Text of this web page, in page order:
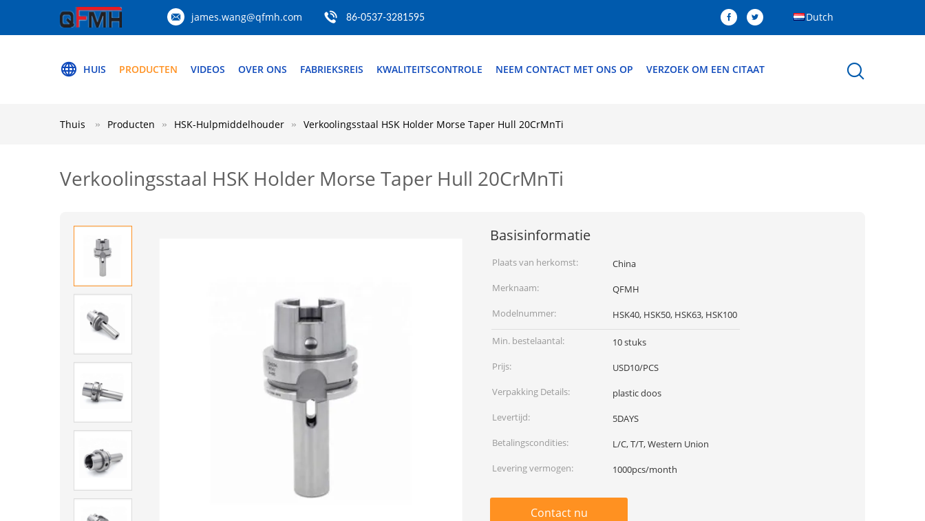
james.wang@qfmh.com 86-0537-3281595 Dutch
HUIS PRODUCTEN VIDEOS OVER ONS FABRIEKSREIS KWALITEITSCONTROLE NEEM CONTACT MET ONS OP VERZOEK OM EEN CITAAT
Thuis Producten HSK-Hulpmiddelhouder Verkoolingsstaal HSK Holder Morse Taper Hull 20CrMnTi
Verkoolingsstaal HSK Holder Morse Taper Hull 20CrMnTi
Basisinformatie
Plaats van herkomst:
China
Merknaam:
QFMH
Modelnummer:
HSK40, HSK50, HSK63, HSK100
Min. bestelaantal:
10 stuks
Prijs:
USD10/PCS
Verpakking Details:
plastic doos
Levertijd:
5DAYS
Betalingscondities:
L/C, T/T, Western Union
Levering vermogen:
1000pcs/month
Contact nu